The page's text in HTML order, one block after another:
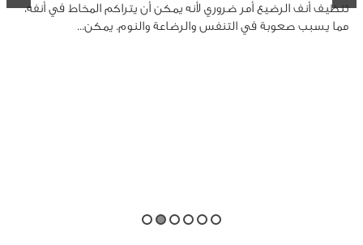
تنظيف أنف الرضيع أمر ضروري لأنه يمكن أن يتراكم المخاط في أنفه،
مما يسبب صعوبة في التنفس والرضاعة والنوم. يمكن...